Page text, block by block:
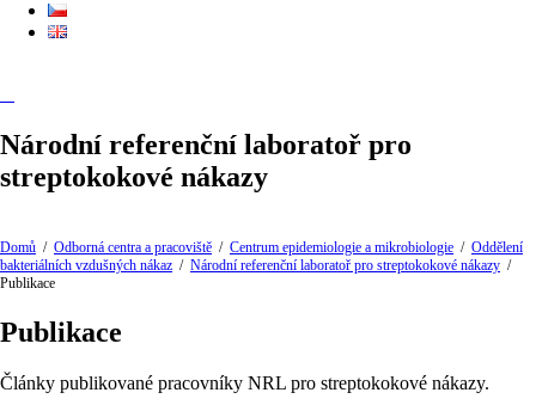
Národní referenční laboratoř pro
streptokokové nákazy
Domů / Odborná centra a pracoviště / Centrum epidemiologie a mikrobiologie / Oddělení
bakteriálních vzdušných nákaz / Národní referenční laboratoř pro streptokokové nákazy /
Publikace
Publikace
Články publikované pracovníky NRL pro streptokokové nákazy.